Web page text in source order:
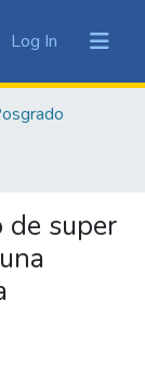
Log In (current)
super